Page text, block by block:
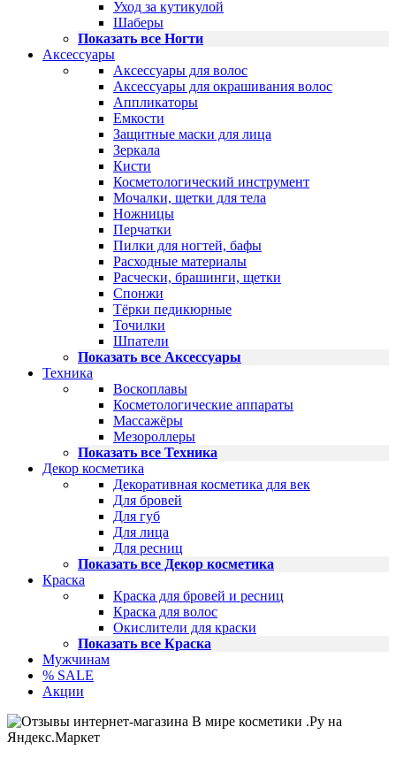
Уход за кутикулой
Шаберы
Показать все Ногти
Аксессуары
Аксессуары для волос
Аксессуары для окрашивания волос
Аппликаторы
Емкости
Защитные маски для лица
Зеркала
Кисти
Косметологический инструмент
Мочалки, щетки для тела
Ножницы
Перчатки
Пилки для ногтей, бафы
Расходные материалы
Расчески, брашинги, щетки
Спонжи
Тёрки педикюрные
Точилки
Шпатели
Показать все Аксессуары
Техника
Воскоплавы
Косметологические аппараты
Массажёры
Мезороллеры
Показать все Техника
Декор косметика
Декоративная косметика для век
Для бровей
Для губ
Для лица
Для ресниц
Показать все Декор косметика
Краска
Краска для бровей и ресниц
Краска для волос
Окислители для краски
Показать все Краска
Мужчинам
% SALE
Акции